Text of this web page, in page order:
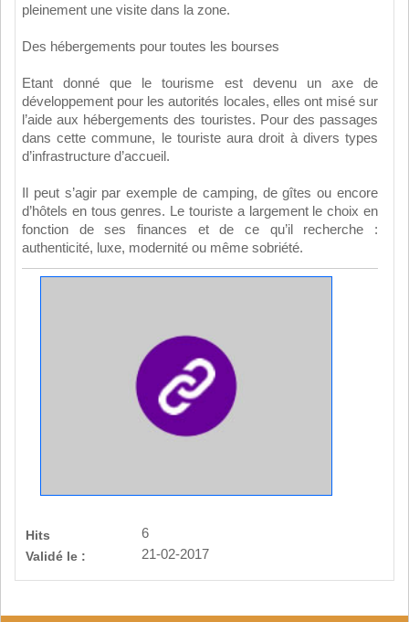
pleinement une visite dans la zone.
Des hébergements pour toutes les bourses
Etant donné que le tourisme est devenu un axe de
développement pour les autorités locales, elles ont misé sur
l’aide aux hébergements des touristes. Pour des passages
dans cette commune, le touriste aura droit à divers types
d’infrastructure d’accueil.
Il peut s’agir par exemple de camping, de gîtes ou encore
d’hôtels en tous genres. Le touriste a largement le choix en
fonction de ses finances et de ce qu’il recherche :
authenticité, luxe, modernité ou même sobriété.
Hits
6
Validé le :
21-02-2017